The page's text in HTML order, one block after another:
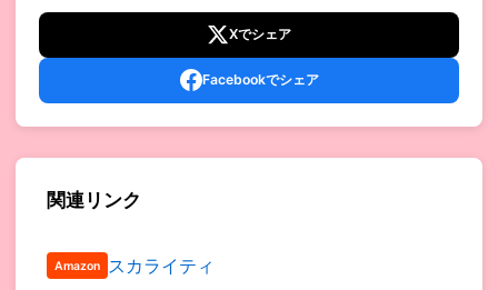
Xでシェア
Facebookでシェア
関連リンク
Amazon スカライティ